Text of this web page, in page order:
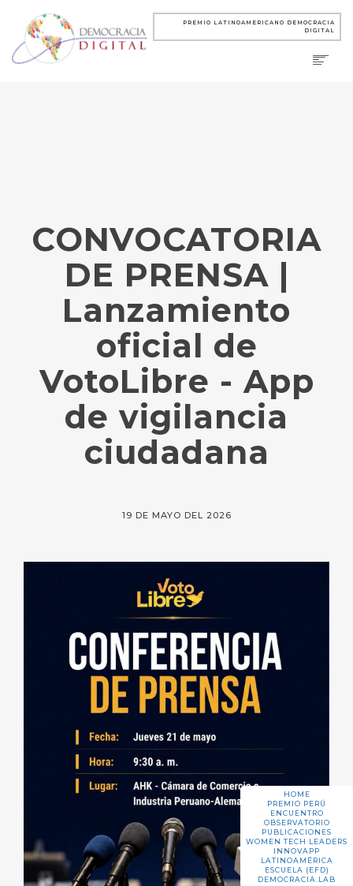
PREMIO LATINOAMERICANO DEMOCRACIA
DIGITAL
HOME
PREMIO PERÚ
ENCUENTRO
OBSERVATORIO
PUBLICACIONES
WOMEN TECH LEADERS
INNOVAPP
LATINOAMÉRICA
ESCUELA (EFD)
DEMOCRACIA.LAB
CONVOCATORIA
DE PRENSA |
Lanzamiento
oficial de
VotoLibre - App
de vigilancia
ciudadana
19 DE MAYO DEL 2026